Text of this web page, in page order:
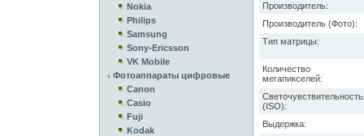
Nokia
Philips
Samsung
Sony-Ericsson
VK Mobile
Фотоаппараты цифровые
Canon
Casio
Fuji
Kodak
Производитель:
Производитель (Фото):
Тип матрицы:
Количество
мегапикселей:
Светочувствительность
(ISO):
Выдержка: